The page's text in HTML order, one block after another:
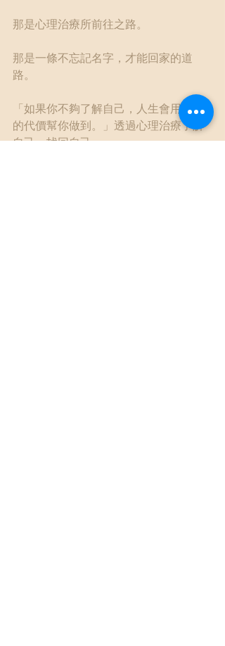
那是心理治療所前往之路。
那是一條不忘記名字，才能回家的道
路。
「如果你不夠了解自己，人生會用昂貴
的代價幫你做到。」透過心理治療了解
自己，找回自己。